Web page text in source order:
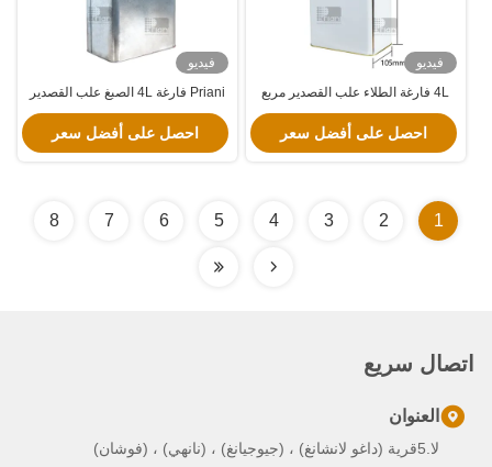
فيديو
4L فارغة الطلاء علب القصدير مربع
زيت حاويات القصدير مع غطاء
بلاستيكي / عقدة بي في سي
احصل على أفضل سعر
فيديو
Priani فارغة 4L الصبغ علب القصدير
مربع زيت علب القصدير مع غطاء
احصل على أفضل سعر
1
2
3
4
5
6
7
8
اتصال سريع
العنوان
لا.5قرية (داغو لانشانغ) ، (جيوجيانغ) ، (نانهي) ، (فوشان)